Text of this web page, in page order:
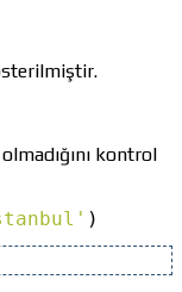
kontrol
)